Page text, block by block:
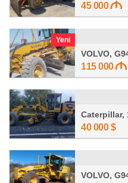
45 000
Yeni
VOLVO,
115 000
Caterpillar,
40 000 $
VOLVO,